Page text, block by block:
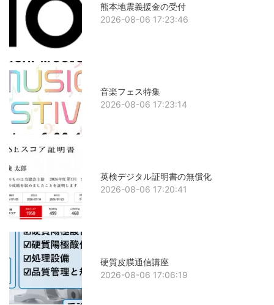
熊本地震義援金の受付
2026-08-06 17:23:46
音楽フェス特集
2026-08-06 17:23:14
英検デジタル証明書の無償化
2026-08-06 17:20:41
硬質皮膜通信講座
2026-08-06 17:06:19